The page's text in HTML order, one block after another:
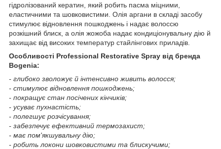
гідролізований кератин, який робить пасма міцними,
еластичними та шовковистими. Олія аргани в складі засобу
стимулює відновлення пошкоджень і надає волоссю
розкішний блиск, а олія жожоба надає кондиціонувальну дію й
захищає від високих температур стайлінгових приладів.
Особливості Professional Restorative Spray від бренда
Bogenia:
- глибоко зволожує й інтенсивно живить волосся;
- стимулює відновлення пошкоджень;
- покращує стан посічених кінчиків;
- усуває пухнастість;
- полегшує розчісування;
- забезпечує ефективний термозахист;
- має пом'якшувальну дію;
- робить локони шовковистими та блискучими;